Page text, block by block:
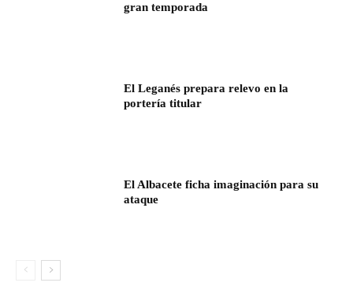
gran temporada
El Leganés prepara relevo en la
portería titular
El Albacete ficha imaginación para su
ataque